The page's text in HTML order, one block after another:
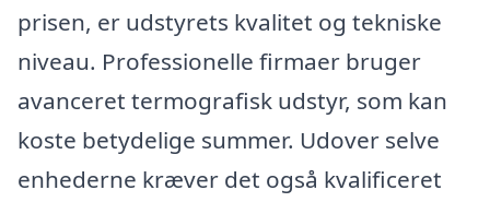
prisen, er udstyrets kvalitet og tekniske
niveau. Professionelle firmaer bruger
avanceret termografisk udstyr, som kan
koste betydelige summer. Udover selve
enhederne kræver det også kvalificeret